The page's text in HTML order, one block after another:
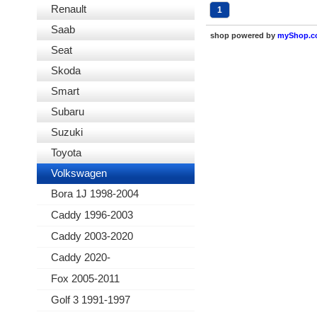
Renault
Saab
Seat
Skoda
Smart
Subaru
Suzuki
Toyota
Volkswagen
Bora 1J 1998-2004
Caddy 1996-2003
Caddy 2003-2020
Caddy 2020-
Fox 2005-2011
Golf 3 1991-1997
1
shop powered by